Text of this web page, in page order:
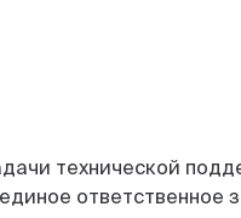
технической
ответственное